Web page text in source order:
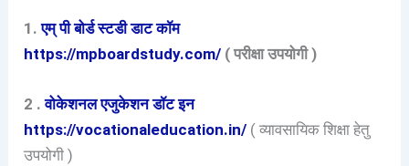
1. एम् पी बोर्ड स्टडी डाट कॉम
https://mpboardstudy.com/ ( परीक्षा उपयोगी )
2 .वोकेशनल एजुकेशन डॉट इन
https://vocationaleducation.in/ ( व्यावसायिक शिक्षा हेतु
उपयोगी )